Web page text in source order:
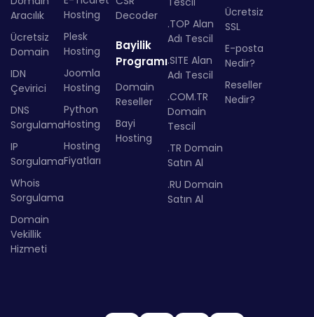
Aracılık
Ücretsiz
Domain
IDN
Çevirici
DNS
Sorgulama
IP
Sorgulama
Whois
Sorgulama
Domain
Vekillik
Hizmeti
Hosting
Plesk
Hosting
Joomla
Hosting
Python
Hosting
Hosting
Fiyatları
Decoder
Bayilik
Programı
Domain
Reseller
Bayi
Hosting
.TOP Alan
Adı Tescil
.SITE Alan
Adı Tescil
.COM.TR
Domain
Tescil
.TR Domain
Satın Al
.RU Domain
Satın Al
Ücretsiz
SSL
E-posta
Nedir?
Reseller
Nedir?